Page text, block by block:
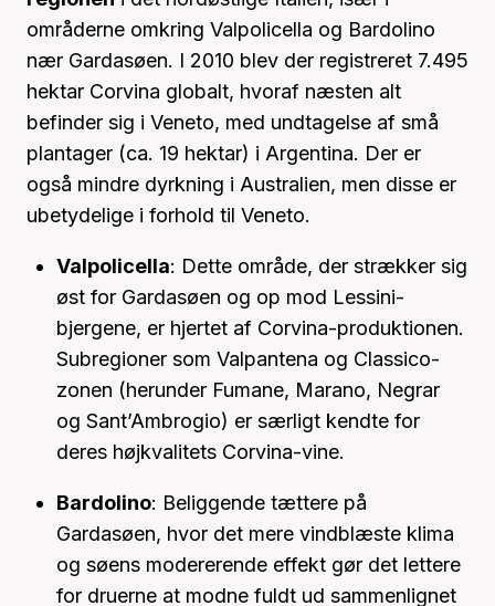
områderne omkring Valpolicella og Bardolino
nær Gardasøen. I 2010 blev der registreret 7.495
hektar Corvina globalt, hvoraf næsten alt
befinder sig i Veneto, med undtagelse af små
plantager (ca. 19 hektar) i Argentina. Der er
også mindre dyrkning i Australien, men disse er
ubetydelige i forhold til Veneto.
Valpolicella: Dette område, der strækker sig
øst for Gardasøen og op mod Lessini-
bjergene, er hjertet af Corvina-produktionen.
Subregioner som Valpantena og Classico-
zonen (herunder Fumane, Marano, Negrar
og Sant’Ambrogio) er særligt kendte for
deres højkvalitets Corvina-vine.
Bardolino: Beliggende tættere på
Gardasøen, hvor det mere vindblæste klima
og søens modererende effekt gør det lettere
for druerne at modne fuldt ud sammenlignet